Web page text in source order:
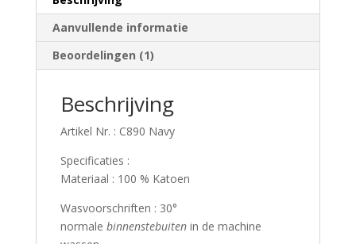
Aanvullende informatie
Beoordelingen (1)
Beschrijving
Artikel Nr. : C890 Navy
Specificaties :
Materiaal : 100 % Katoen
Wasvoorschriften : 30°
normale binnenstebuiten in de machine